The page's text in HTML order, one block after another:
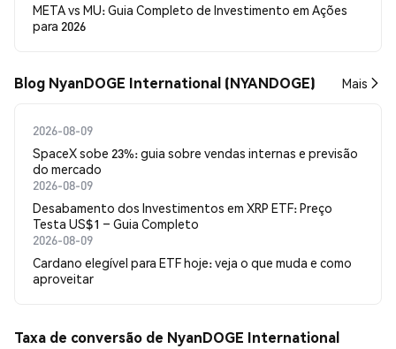
META vs MU: Guia Completo de Investimento em Ações
para 2026
Blog NyanDOGE International (NYANDOGE) Mais
2026-08-09
SpaceX sobe 23%: guia sobre vendas internas e previsão
do mercado
2026-08-09
Desabamento dos Investimentos em XRP ETF: Preço
Testa US$1 – Guia Completo
2026-08-09
Cardano elegível para ETF hoje: veja o que muda e como
aproveitar
Taxa de conversão de NyanDOGE International